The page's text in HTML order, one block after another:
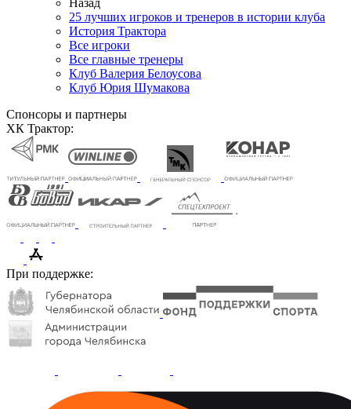
Назад
25 лучших игроков и тренеров в истории клуба
История Трактора
Все игроки
Все главные тренеры
Клуб Валерия Белоусова
Клуб Юрия Шумакова
Спонсоры и партнеры
ХК Трактор:
При поддержке: